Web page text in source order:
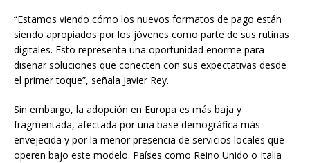
“Estamos viendo cómo los nuevos formatos de pago están
siendo apropiados por los jóvenes como parte de sus rutinas
digitales. Esto representa una oportunidad enorme para
diseñar soluciones que conecten con sus expectativas desde
el primer toque”, señala Javier Rey.
Sin embargo, la adopción en Europa es más baja y
fragmentada, afectada por una base demográfica más
envejecida y por la menor presencia de servicios locales que
operen bajo este modelo. Países como Reino Unido o Italia